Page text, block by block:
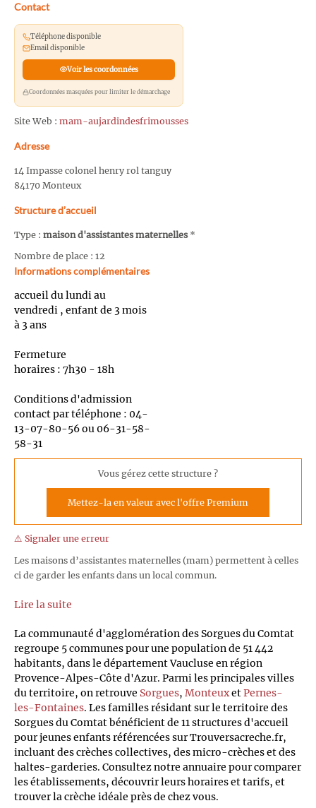
Contact
Téléphone disponible
Email disponible
Voir les coordonnées
Coordonnées masquées pour limiter le démarchage
Site Web : mam-aujardindesfrimousses
Adresse
14 Impasse colonel henry rol tanguy
84170 Monteux
Structure d’accueil
Type : maison d'assistantes maternelles*
Nombre de place : 12
Informations complémentaires
accueil du lundi au
vendredi , enfant de 3 mois
à 3 ans
Fermeture
horaires : 7h30 - 18h
Conditions d'admission
contact par téléphone : 04-
13-07-80-56 ou 06-31-58-
58-31
Vous gérez cette structure ?
Mettez-la en valeur avec l'offre Premium
⚠️ Signaler une erreur
Les maisons d’assistantes maternelles (mam) permettent à celles
ci de garder les enfants dans un local commun.
Lire la suite
La communauté d'agglomération des Sorgues du Comtat
regroupe 5 communes pour une population de 51 442
habitants, dans le département Vaucluse en région
Provence-Alpes-Côte d'Azur. Parmi les principales villes
du territoire, on retrouve Sorgues, MonteuxetPernes-
les-Fontaines. Les familles résidant sur le territoire des
Sorgues du Comtat bénéficient de 11 structures d'accueil
pour jeunes enfants référencées sur Trouversacreche.fr,
incluant des crèches collectives, des micro-crèches et des
haltes-garderies. Consultez notre annuaire pour comparer
les établissements, découvrir leurs horaires et tarifs, et
trouver la crèche idéale près de chez vous.